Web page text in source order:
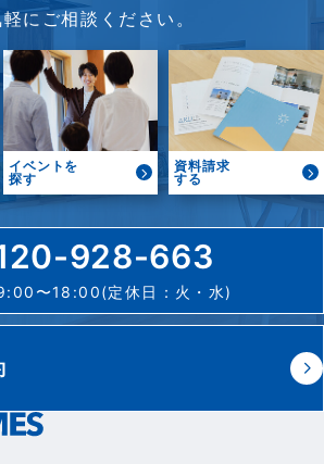
にご相談ください。
イベントを
探す
資料請求
する
928-663
〜18:00(定休日：火・水)